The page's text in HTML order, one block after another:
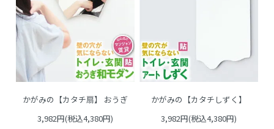
かがみの【カタチ扇】 おうぎ
3,982円(税込4,380円)
かがみの【カタチしずく】
3,982円(税込4,380円)